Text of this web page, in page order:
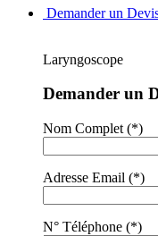
Demander un
Laryngoscope
Demander un
Nom Complet (*)
Adresse Email (*)
N° Téléphone (*)